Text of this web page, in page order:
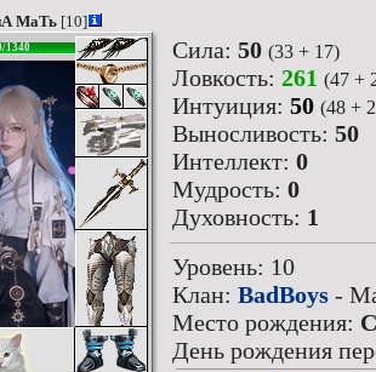
МаТь[10]
1340 Сила: 50 (33 + 17)
Ловкость: 261 (47 +
Интуиция: 50 (48 +
Выносливость: 50
Интеллект: 0
Мудрость: 0
Духовность: 1
Уровень: 10
Клан: BadBoys -
Место рождения:
День рождения